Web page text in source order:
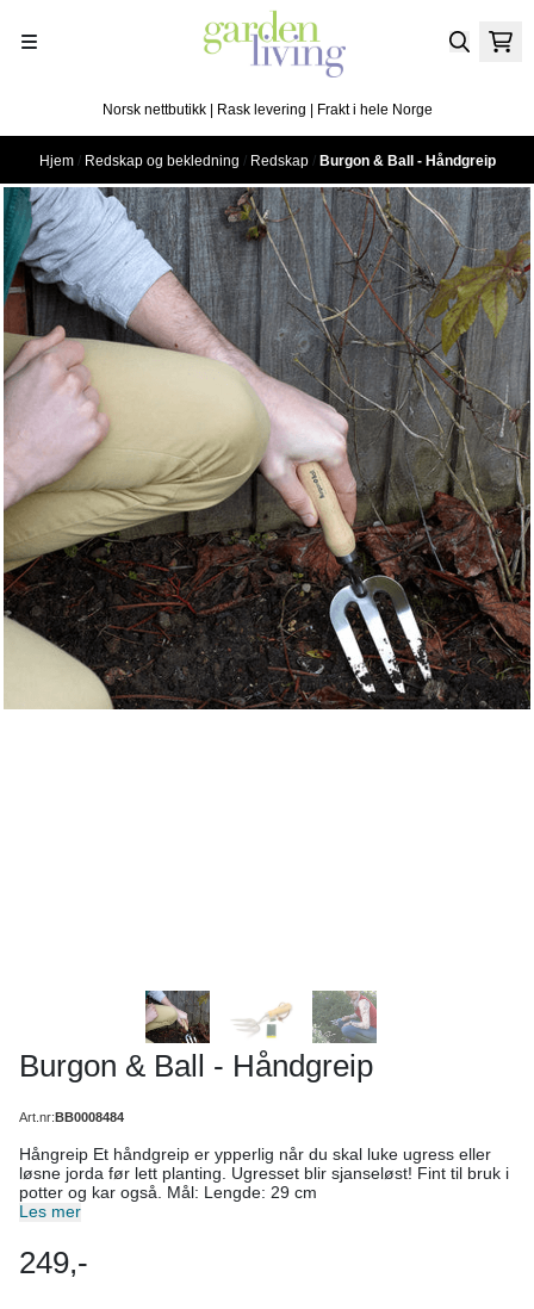
Norsk nettbutikk | Rask levering | Frakt i hele Norge
Hjem / Redskap og bekledning / Redskap / Burgon & Ball - Håndgreip
Burgon & Ball - Håndgreip
Art.nr: BB0008484
Hångreip Et håndgreip er ypperlig når du skal luke ugress eller
løsne jorda før lett planting. Ugresset blir sjanseløst! Fint til bruk i
potter og kar også. Mål: Lengde: 29 cm
Les mer
249,-